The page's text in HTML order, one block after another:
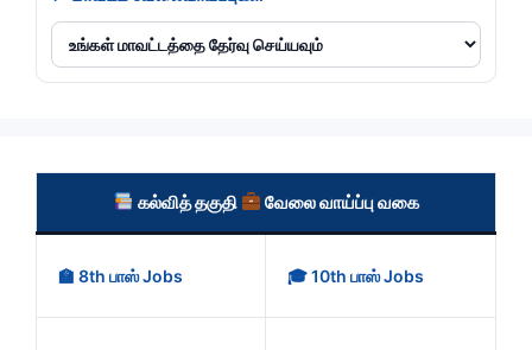
கல்வித் தகுதி வேலை வாய்ப்பு வகை
🏫 8th பாஸ் Jobs 🎓 10th பாஸ் Jobs